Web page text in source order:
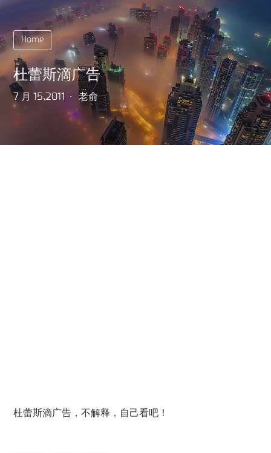
Home
杜蕾斯滴广告
7 月 15,2011 老俞
杜蕾斯滴广告，不解释，自己看吧！